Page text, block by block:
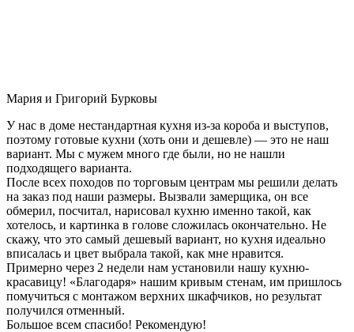
Мария и Григорий Бурковы
У нас в доме нестандартная кухня из-за короба и выступов,
поэтому готовые кухни (хоть они и дешевле) — это не наш
вариант. Мы с мужем много где были, но не нашли
подходящего варианта.
После всех походов по торговым центрам мы решили делать
на заказ под наши размеры. Вызвали замерщика, он все
обмерил, посчитал, нарисовал кухню именно такой, как
хотелось, и картинка в голове сложилась окончательно. Не
скажу, что это самый дешевый вариант, но кухня идеально
вписалась и цвет выбрала такой, как мне нравится.
Примерно через 2 недели нам установили нашу кухню-
красавицу! «Благодаря» нашим кривым стенам, им пришлось
помучиться с монтажом верхних шкафчиков, но результат
получился отменный.
Большое всем спасибо! Рекомендую!